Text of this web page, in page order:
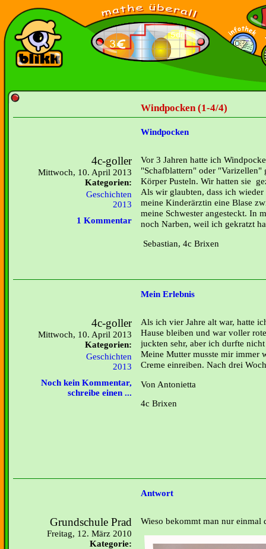
Windpocken (1-4/4)
Windpocken
4c-goller
Mittwoch, 10. April 2013
Kategorien:
Geschichten
2013
1 Kommentar
Vor 3 Jahren hatte ich
"Schafblattern" oder "Varizellen"
Körper Pusteln. Wir hatten sie
Als wir glaubten, dass ich
meine Kinderärztin eine Blase
meine Schwester angesteckt. In
noch Narben, weil ich gekratzt
Sebastian, 4c Brixen
Mein Erlebnis
4c-goller
Mittwoch, 10. April 2013
Kategorien:
Geschichten
2013
Noch kein Kommentar,
schreibe einen ...
Als ich vier Jahre alt war, hatte
Hause bleiben und war voller
juckten sehr, aber ich durfte
Meine Mutter musste mir immer
Creme einreiben. Nach drei
Von Antonietta
4c Brixen
Antwort
Grundschule Prad
Freitag, 12. März 2010
Kategorie:
Wieso bekommt man nur